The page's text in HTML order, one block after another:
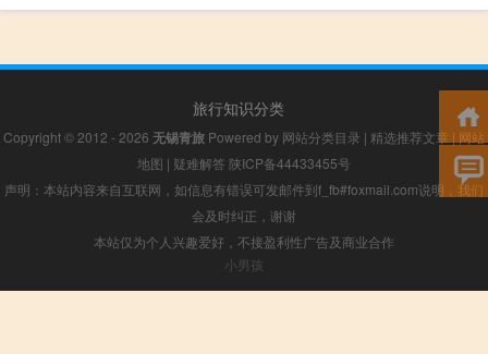
旅行知识分类
Copyright © 2012 - 2026 无锡青旅 Powered by 网站分类目录 | 精选推荐文章 | 网站
地图 | 疑难解答 陕ICP备44433455号
声明：本站内容来自互联网，如信息有错误可发邮件到f_fb#foxmail.com说明，我们
会及时纠正，谢谢
本站仅为个人兴趣爱好，不接盈利性广告及商业合作
小男孩